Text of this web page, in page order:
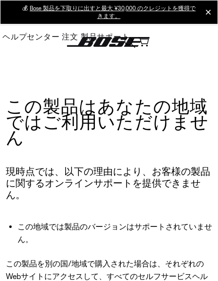
Main
💰 Bose 製品を下取りに出すと最大 ¥30,000 のクレジットを獲得で
きます。
ヘルプセンター 注文 製品サポート
この製品はあなたの地域
ではご利用いただけませ
ん
現時点では、以下の理由により、お客様の製品
に関するオンラインサポートを提供できませ
ん。
この地域では製品のバージョンはサポートされていませ
ん。
この製品を別の国/地域で購入された場合は、それぞれの
Webサイトにアクセスして、すべてのセルフサービスヘル